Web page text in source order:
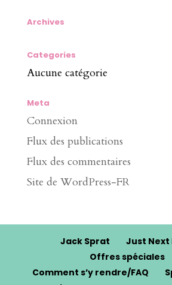
Archives
Categories
Aucune catégorie
Meta
Connexion
Flux des publications
Flux des commentaires
Site de WordPress-FR
Jack Sprat
Just Next
Offres spéciales
Comment s’y rendre/FAQ